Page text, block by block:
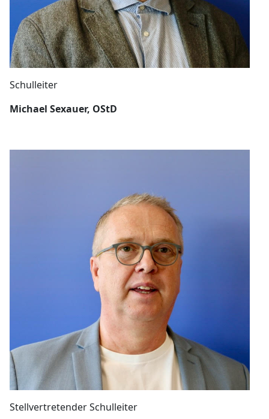
Schulleiter
Michael Sexauer, OStD
Stellvertretender Schulleiter